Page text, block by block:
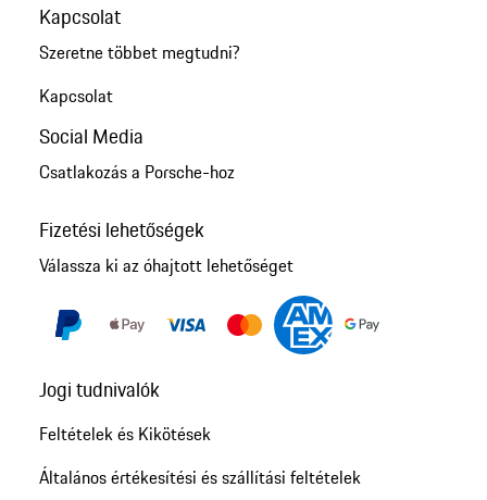
Kapcsolat
Szeretne többet megtudni?
Kapcsolat
Social Media
Csatlakozás a Porsche-hoz
Fizetési lehetőségek
Válassza ki az óhajtott lehetőséget
Jogi tudnivalók
Feltételek és Kikötések
Általános értékesítési és szállítási feltételek